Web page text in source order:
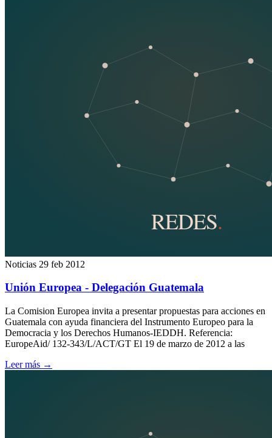
Noticias 29 feb 2012
Unión Europea - Delegación Guatemala
La Comision Europea invita a presentar propuestas para acciones en
Guatemala con ayuda financiera del Instrumento Europeo para la
Democracia y los Derechos Humanos-IEDDH. Referencia:
EuropeAid/ 132-343/L/ACT/GT El 19 de marzo de 2012 a las
Leer más →